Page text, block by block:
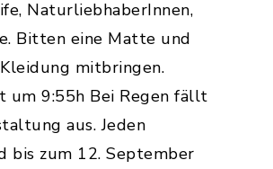
NaturliebhaberInnen,
Bitten eine Matte und
mitbringen.
um 9:55h Bei Regen fällt
aus. Jeden
bis zum 12. September